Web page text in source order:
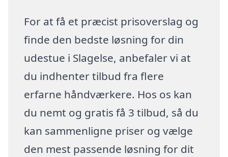
For at få et præcist prisoverslag og
finde den bedste løsning for din
udestue i Slagelse, anbefaler vi at
du indhenter tilbud fra flere
erfarne håndværkere. Hos os kan
du nemt og gratis få 3 tilbud, så du
kan sammenligne priser og vælge
den mest passende løsning for dit